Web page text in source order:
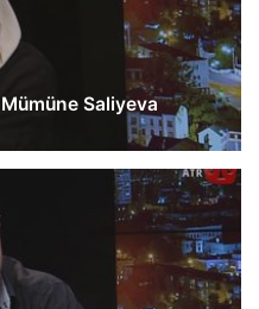
Saliyeva